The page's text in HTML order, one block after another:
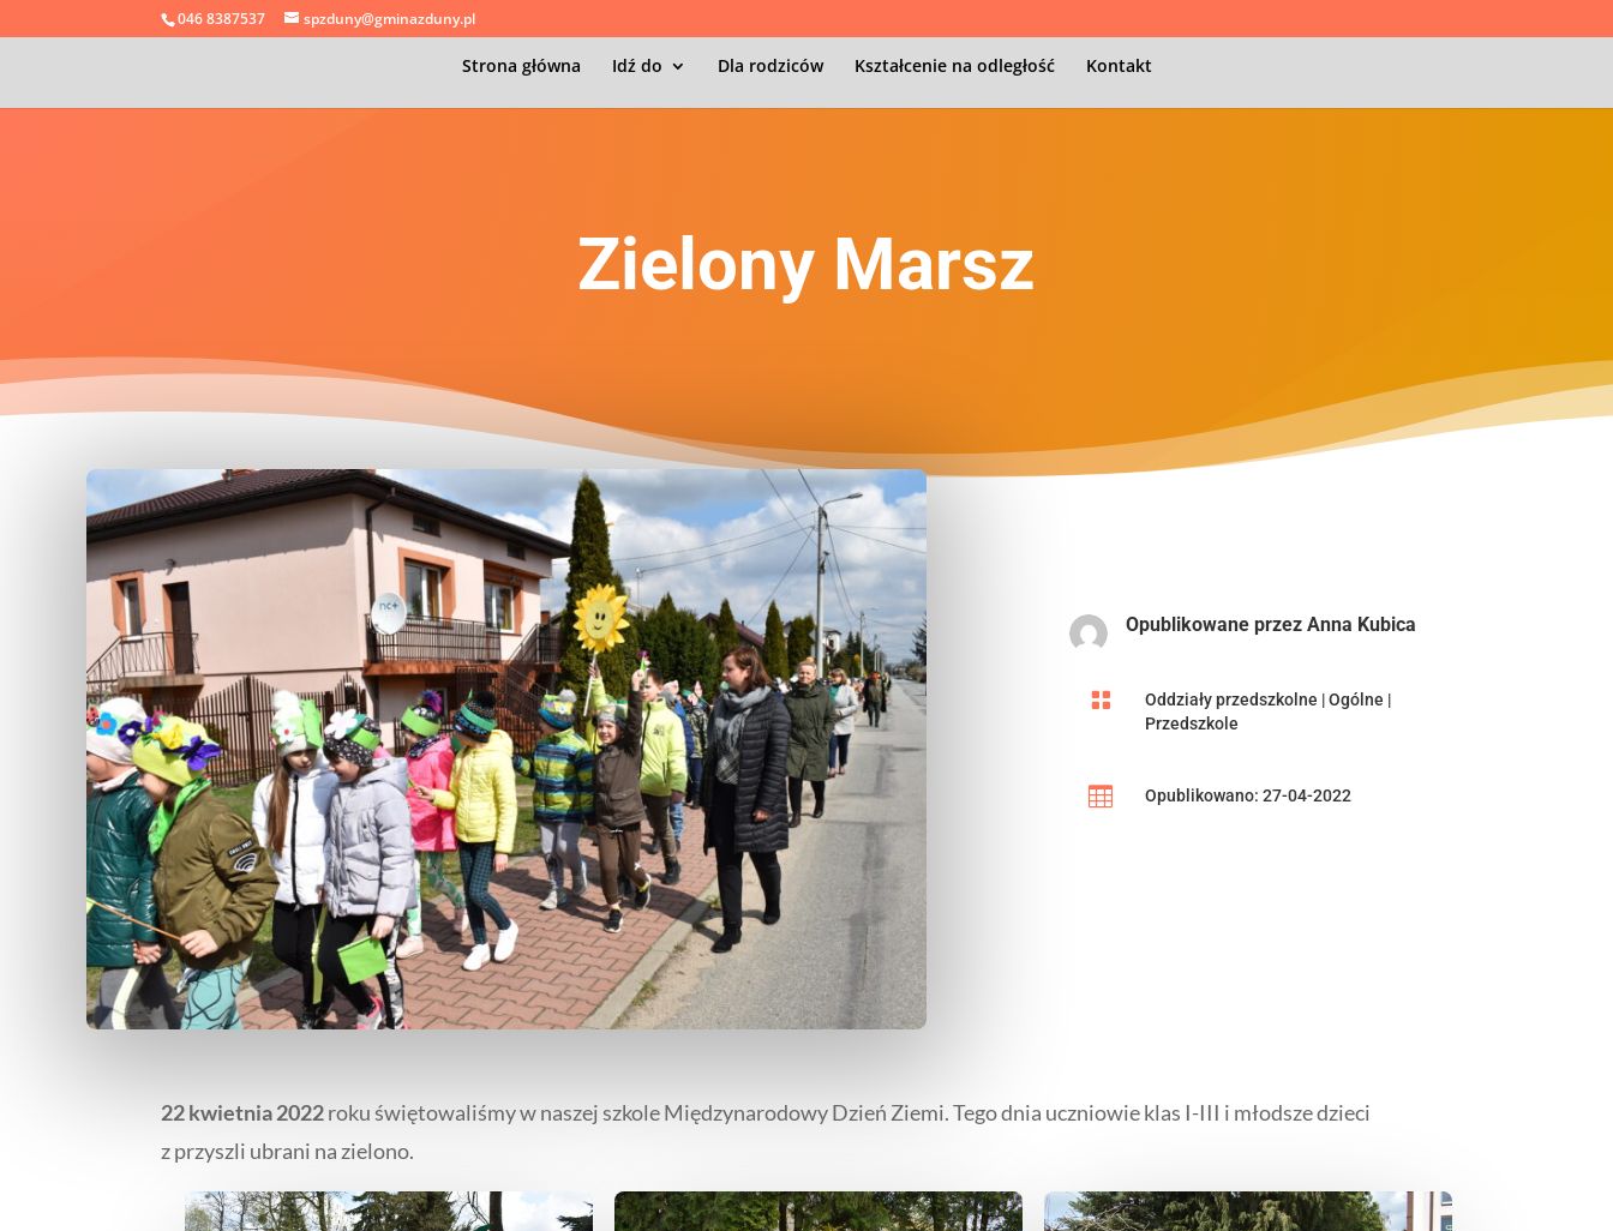
046 8387537 spzduny@gminazduny.pl
Strona główna Idź do Dla rodziców Kształcenie na odległość Kontakt
Zielony Marsz
Opublikowane przezAnna Kubica
 Oddziały przedszkolne |Ogólne |
Przedszkole
 Opublikowano: 27-04-2022
22 kwietnia 2022roku świętowaliśmy w naszej szkole Międzynarodowy Dzień Ziemi. Tego dnia uczniowie klas I-III i młodsze dzieci
z przyszli ubrani na zielono.